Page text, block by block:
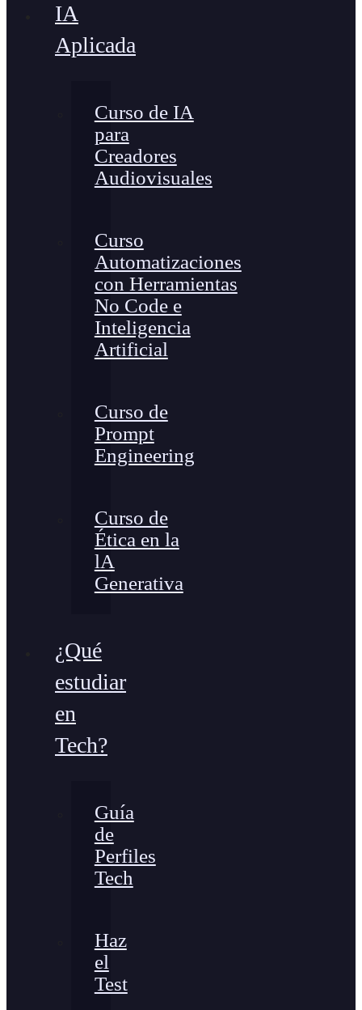
IA
Aplicada
Curso de IA
para
Creadores
Audiovisuales
Curso
Automatizaciones
con Herramientas
No Code e
Inteligencia
Artificial
Curso de
Prompt
Engineering
Curso de
Ética en la
lA
Generativa
¿Qué
estudiar
en
Tech?
Guía
de
Perfiles
Tech
Haz
el
Test